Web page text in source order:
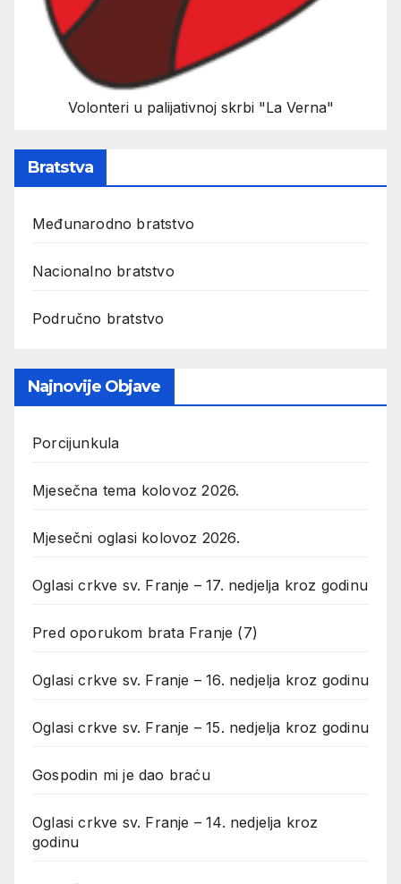
Volonteri u palijativnoj skrbi "La Verna"
Bratstva
Međunarodno bratstvo
Nacionalno bratstvo
Područno bratstvo
Najnovije Objave
Porcijunkula
Mjesečna tema kolovoz 2026.
Mjesečni oglasi kolovoz 2026.
Oglasi crkve sv. Franje – 17. nedjelja kroz godinu
Pred oporukom brata Franje (7)
Oglasi crkve sv. Franje – 16. nedjelja kroz godinu
Oglasi crkve sv. Franje – 15. nedjelja kroz godinu
Gospodin mi je dao braću
Oglasi crkve sv. Franje – 14. nedjelja kroz
godinu